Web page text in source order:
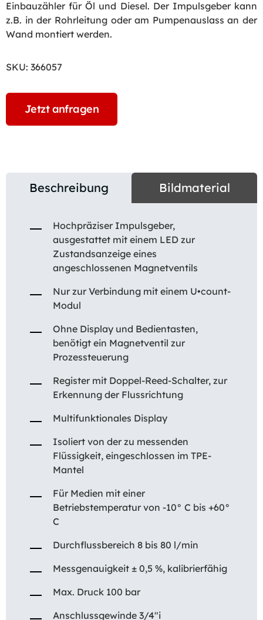
Einbauzähler für Öl und Diesel. Der Impulsgeber kann
z.B. in der Rohrleitung oder am Pumpenauslass an der
Wand montiert werden.
SKU: 366057
Jetzt anfragen
Beschreibung Bildmaterial
Hochpräziser Impulsgeber,
ausgestattet mit einem LED zur
Zustandsanzeige eines
angeschlossenen Magnetventils
Nur zur Verbindung mit einem U•count-
Modul
Ohne Display und Bedientasten,
benötigt ein Magnetventil zur
Prozessteuerung
Register mit Doppel-Reed-Schalter, zur
Erkennung der Flussrichtung
Multifunktionales Display
Isoliert von der zu messenden
Flüssigkeit, eingeschlossen im TPE-
Mantel
Für Medien mit einer
Betriebstemperatur von -10° C bis +60°
C
Durchflussbereich 8 bis 80 l/min
Messgenauigkeit ± 0,5 %, kalibrierfähig
Max. Druck 100 bar
Anschlussgewinde 3/4″i